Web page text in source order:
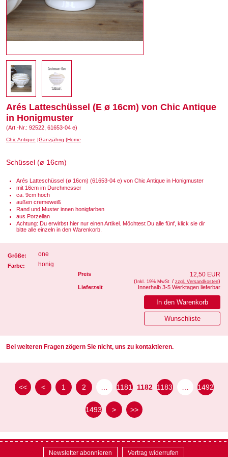
Arés Latteschüssel (E ø 16cm) von Chic Antique
in Honigmuster
(Art.-Nr.: 92522, 61653-04 e)
Chic Antique Ganzjährig Home
Schüssel (ø 16cm)
Arés Latteschüssel (ø 16cm) (61653-04 e) von Chic Antique in Honigmuster
mit 16cm im Durchmesser
ca. 9cm hoch
außen cremeweiß
Rand und Muster innen honigfarben
aus Porzellan
Achtung: Du erwirbst hier nur einen Artikel. Möchtest Du alle fünf, klick sie dir
bitte alle einzeln in den Warenkorb.
Größe: one
Farbe: honig
Preis 12,50 EUR
( Inkl. 19% MwSt / zzgl. Versandkosten)
Lieferzeit
Innerhalb 3-5 Werktagen lieferbar
Bei weiteren Fragen zögern Sie nicht, uns zu kontaktieren.
<< < 1 2 1181 1182 1183 1492
1493 > >>
Newsletter abonnieren Vertrag widerrufen